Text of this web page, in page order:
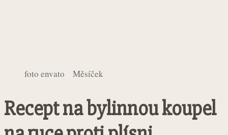
foto envato Měsíček
Recept na bylinnou koupel